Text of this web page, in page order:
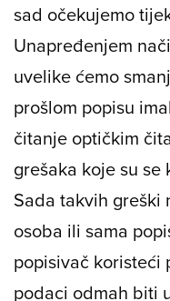
sad očekujemo
Unapređenjem
uvelike ćemo
prošlom popisu
čitanje optičkim
grešaka koje su
Sada takvih
osoba ili sama
popisivač koristeći
podaci odmah biti